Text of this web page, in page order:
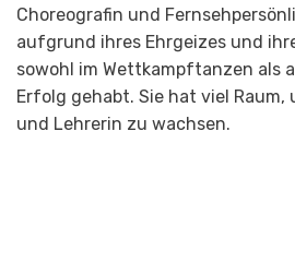
Choreografin und
aufgrund ihres Ehrgeizes und
sowohl im Wettkampftanzen als
Erfolg gehabt. Sie hat viel Raum,
und Lehrerin zu wachsen.